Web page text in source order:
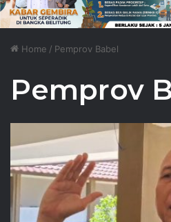
Home / Pemprov Babel
Pemprov